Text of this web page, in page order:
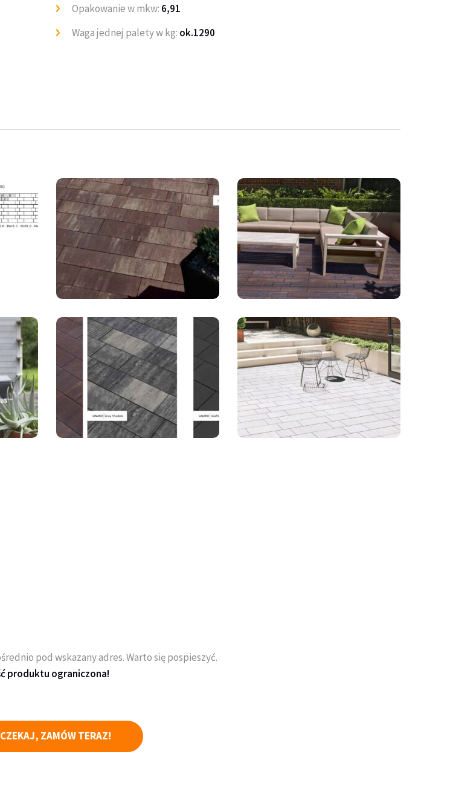
Opakowanie w mkw: 6,91
Waga jednej palety w kg: ok.1290
pod wskazany adres. Warto się pospieszyć.
produktu ograniczona!
ZAMÓW TERAZ!